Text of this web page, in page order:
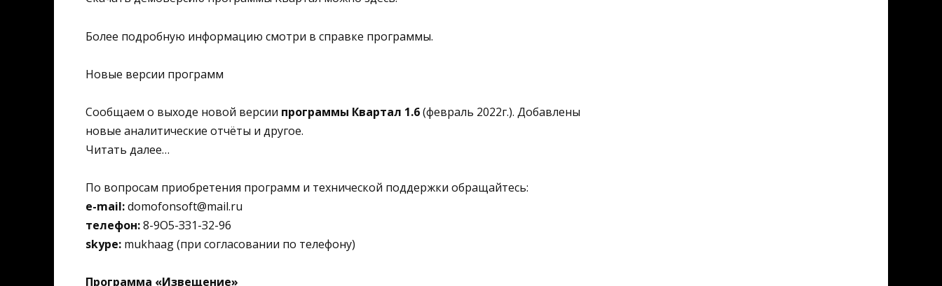
Более подробную информацию смотри в справке программы.
Новые версии программ
Сообщаем о выходе новой версии программы Квартал 1.6(февраль 2022г.). Добавлены
новые аналитические отчёты и другое.
Читать далее…
По вопросам приобретения программ и технической поддержки обращайтесь:
e-mail:domofonsoft@mail.ru
телефон:8-9О5-ЗЗ1-З2-96
skype: mukhaag (при согласовании по телефону)
Программа «Извещение»